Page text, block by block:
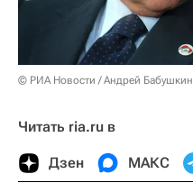
© РИА Новости / Андрей Бабушкин
Читать ria.ru в
Дзен МАКС